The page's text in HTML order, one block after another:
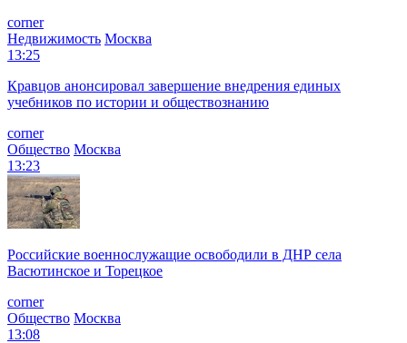
corner
Недвижимость Москва
13:25
Кравцов анонсировал завершение внедрения единых
учебников по истории и обществознанию
corner
Общество Москва
13:23
Российские военнослужащие освободили в ДНР села
Васютинское и Торецкое
corner
Общество Москва
13:08